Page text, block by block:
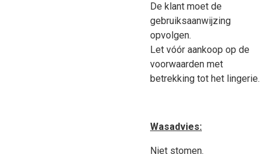
De klant moet de
gebruiksaanwijzing
opvolgen.
Let vóór aankoop op de
voorwaarden met
betrekking tot het lingerie.
Wasadvies:
Niet stomen.